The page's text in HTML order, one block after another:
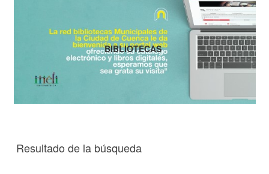
Resultado de la búsqueda
BIBLIOTECAS